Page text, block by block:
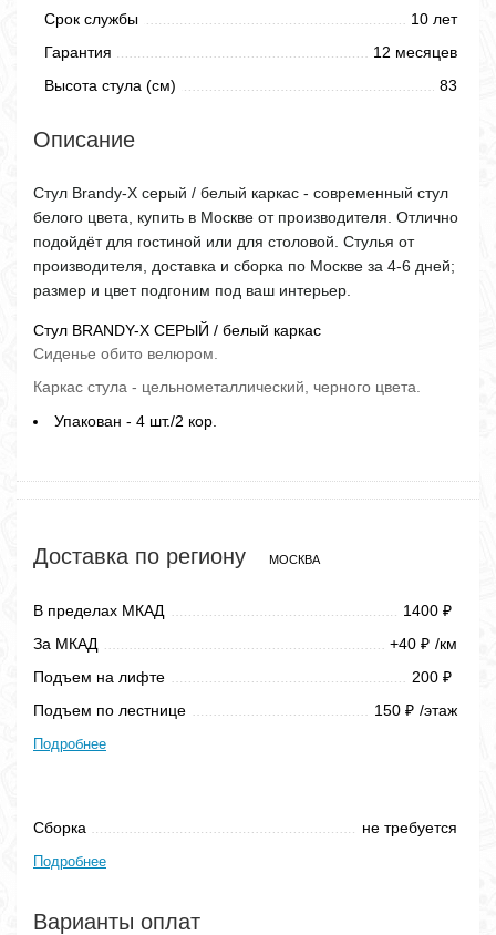
Срок службы
10 лет
Гарантия
12 месяцев
Высота стула (см)
83
Описание
Стул Brandy-X серый / белый каркас - современный стул
белого цвета, купить в Москве от производителя. Отлично
подойдёт для гостиной или для столовой. Стулья от
производителя, доставка и сборка по Москве за 4-6 дней;
размер и цвет подгоним под ваш интерьер.
Стул BRANDY-X СЕРЫЙ / белый каркас
Сиденье обито велюром.
Каркас стула - цельнометаллический, черного цвета.
Упакован - 4 шт./2 кор.
Доставка по региону МОСКВА
В пределах МКАД 1400 ₽
За МКАД +40 ₽ /км
Подъем на лифте
200 ₽
Подъем по лестнице 150 ₽ /этаж
Подробнее
Сборка не требуется
Подробнее
Варианты оплат